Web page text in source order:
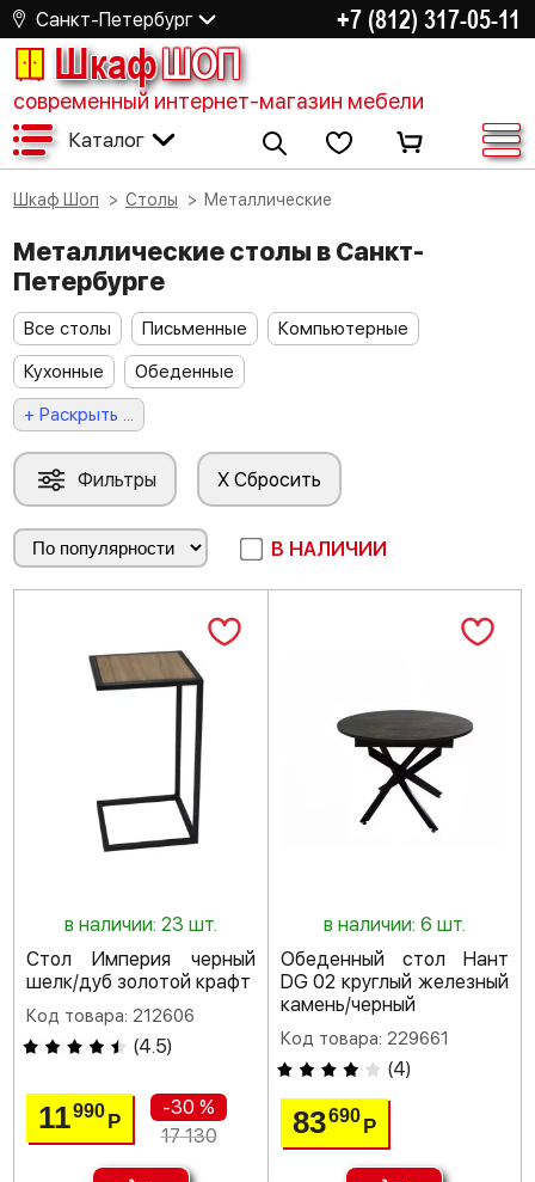
Санкт-Петербург +7 (812) 317-05-11
ШкафШОП
современный интернет-магазин мебели
Каталог
Шкаф Шоп Столы Металлические
Металлические столы в Санкт-
Петербурге
Все столы Письменные
Компьютерные
Кухонные
Обеденные
+ Раскрыть ...
Фильтры X Сбросить
В НАЛИЧИИ
в наличии: 23 шт.
Стол Империя черный
шелк/дуб золотой крафт
Код товара: 212606
(4.5)
11990Р
-30 %
17 130
в наличии: 6 шт.
Обеденный стол Нант
DG 02 круглый железный
камень/черный
Код товара: 229661
(4)
83690 Р